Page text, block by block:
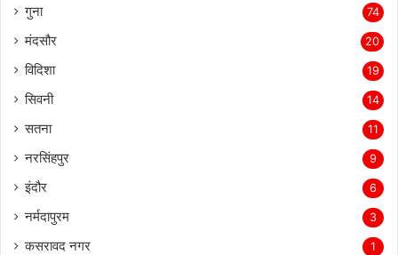
गुना 74
मंदसौर 20
विदिशा 19
सिवनी 14
सतना 11
नरसिंहपुर 9
इंदौर 6
नर्मदापुरम 3
कसरावद नगर 1